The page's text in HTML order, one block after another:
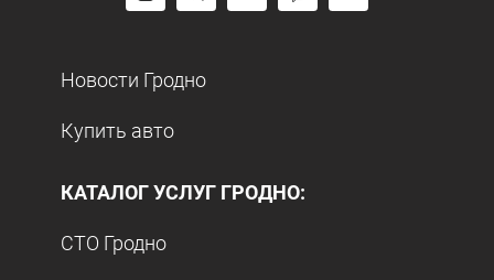
Новости Гродно
Купить авто
КАТАЛОГ УСЛУГ ГРОДНО:
СТО Гродно